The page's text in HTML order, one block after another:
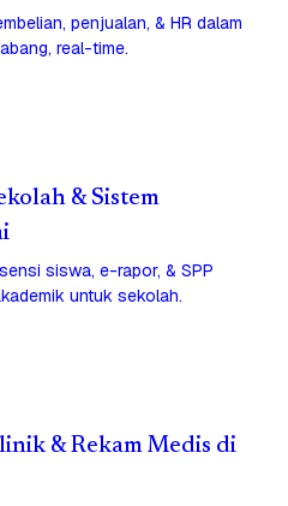
penjualan, & HR dalam
real-time.
& Sistem
siswa, e-rapor, & SPP
untuk sekolah.
& Rekam Medis di